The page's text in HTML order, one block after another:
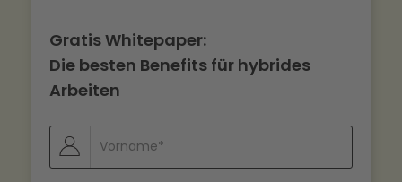
Gratis Whitepaper:
Die besten Benefits für hybrides
Arbeiten